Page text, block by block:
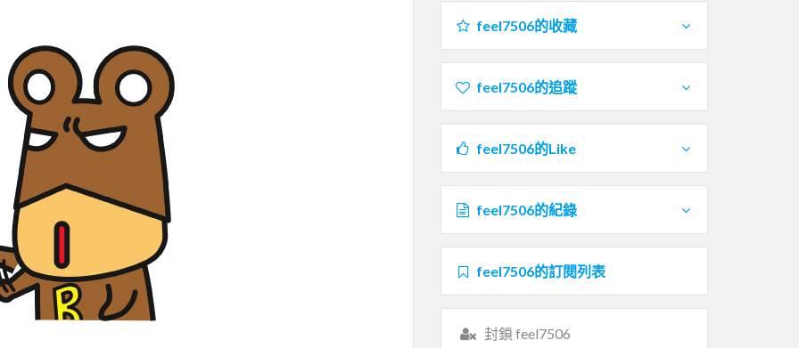
feel7506的收藏
feel7506的追蹤
feel7506的Like
feel7506的紀錄
feel7506的訂閱列表
封鎖 feel7506